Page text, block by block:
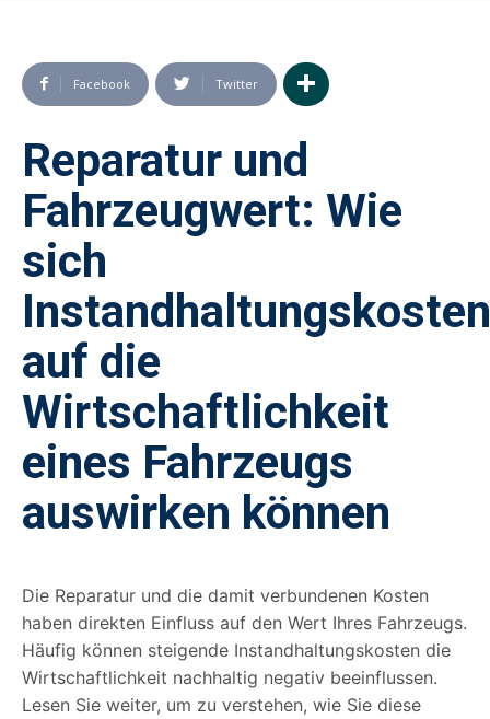
Facebook Twitter
Reparatur und
Fahrzeugwert: Wie
sich
Instandhaltungskosten
auf die
Wirtschaftlichkeit
eines Fahrzeugs
auswirken können
Die Reparatur und die damit verbundenen Kosten
haben direkten Einfluss auf den Wert Ihres Fahrzeugs.
Häufig können steigende Instandhaltungskosten die
Wirtschaftlichkeit nachhaltig negativ beeinflussen.
Lesen Sie weiter, um zu verstehen, wie Sie diese